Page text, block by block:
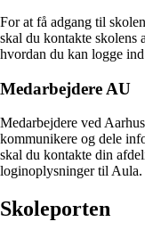
For at få adgang til
skal du kontakte skolens
hvordan du kan logge
Medarbejdere AU
Medarbejdere ved
kommunikere og dele
skal du kontakte din
loginoplysninger til Aula.
Skoleporten